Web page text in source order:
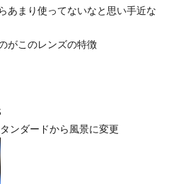
あまり使ってないなと思い手近な
がこのレンズの特徴
ンダードから風景に変更